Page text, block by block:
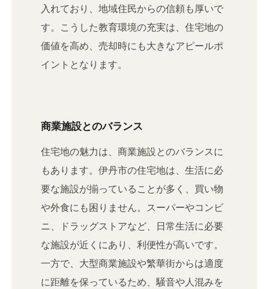
入れており、地域住民からの信頼も厚いで
す。こうした教育環境の充実は、住宅地の
価値を高め、売却時にも大きなアピールポ
イントとなります。
商業施設とのバランス
住宅地の魅力は、商業施設とのバランスに
もあります。伊丹市の住宅地は、生活に必
要な施設が揃っていることが多く、買い物
や外食にも困りません。スーパーやコンビ
ニ、ドラッグストアなど、日常生活に必要
な施設が近くにあり、利便性が高いです。
一方で、大型商業施設や繁華街からは適度
に距離を保っているため、騒音や人混みを